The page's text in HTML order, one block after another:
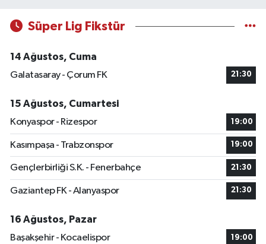
Süper Lig Fikstür
14 Ağustos, Cuma
Galatasaray - Çorum FK
21:30
15 Ağustos, Cumartesi
Konyaspor - Rizespor
19:00
Kasımpaşa - Trabzonspor 19:00
Gençlerbirliği S.K. - Fenerbahçe 21:30
Gaziantep FK - Alanyaspor 21:30
16 Ağustos, Pazar
Başakşehir - Kocaelispor
19:00